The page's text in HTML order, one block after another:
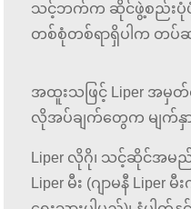
သင့်ဘက်က ဆိုင်ဖွဲ့စည်းပုံပုံက
တစ်စုံတစ်ရာရှိပါက တပ်ဆ
အထူးသဖြင့် Liper အမှ
လိုအပ်ချက်တွေက မျက်နှာ
Liper လိုဂို၊ သင့်ဆိုင်အမည်၊
Liper မီး (ဂျာမနီ